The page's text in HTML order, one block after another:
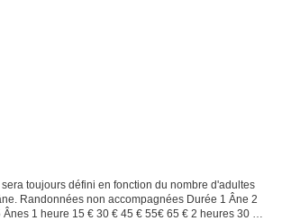
toujours défini en fonction du nombre d'adultes
Randonnées non accompagnées Durée 1 Âne 2
1 heure 15 € 30 € 45 € 55€ 65 € 2 heures 30 €